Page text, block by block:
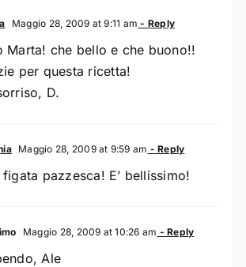
Maggio 28, 2009 at 9:11 am - Reply
Marta! che bello e che buono!!
per questa ricetta!
D.
Maggio 28, 2009 at 9:59 am - Reply
figata pazzesca! E’ bellissimo!
Maggio 28, 2009 at 10:26 am - Reply
Ale